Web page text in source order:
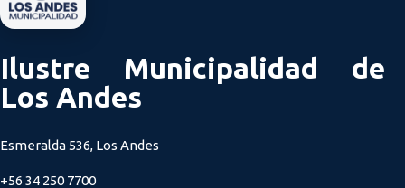
Ilustre Municipalidad de
Los Andes
Esmeralda 536, Los Andes
+56 34 250 7700